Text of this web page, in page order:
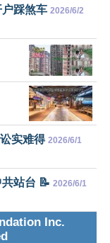
踩煞车 2026/6/2
实难得 2026/6/1
站台 📝 2026/6/1
Inc.